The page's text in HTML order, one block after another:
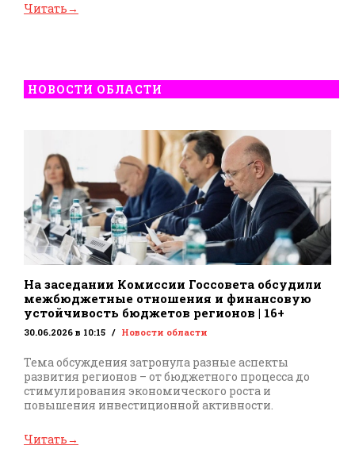
Читать→
НОВОСТИ ОБЛАСТИ
На заседании Комиссии Госсовета обсудили
межбюджетные отношения и финансовую
устойчивость бюджетов регионов | 16+
30.06.2026 в 10:15 Новости области
Тема обсуждения затронула разные аспекты
развития регионов – от бюджетного процесса до
стимулирования экономического роста и
повышения инвестиционной активности.
Читать→